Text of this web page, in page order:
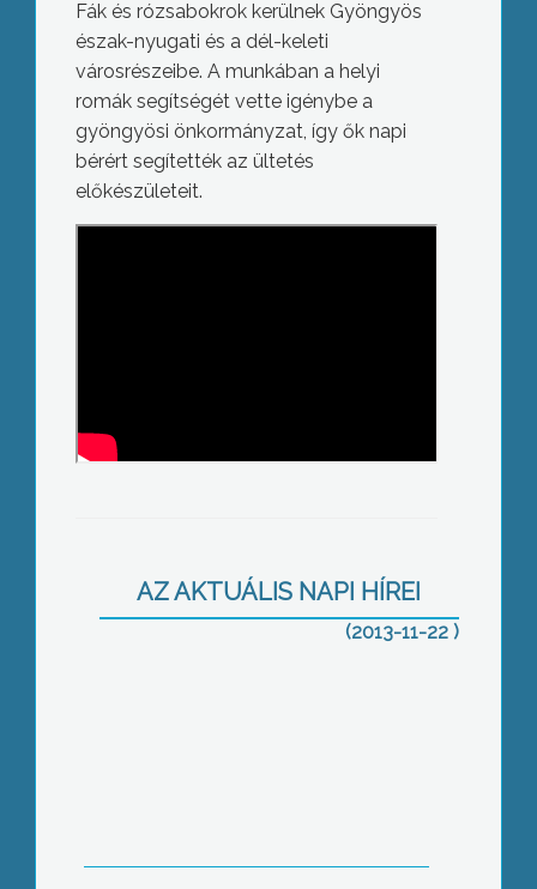
Fák és rózsabokrok kerülnek Gyöngyös
észak-nyugati és a dél-keleti
városrészeibe. A munkában a helyi
romák segítségét vette igénybe a
gyöngyösi önkormányzat, így ők napi
bérért segítették az ültetés
előkészületeit.
AZ AKTUÁLIS NAPI HÍREI
(2013-11-22 )